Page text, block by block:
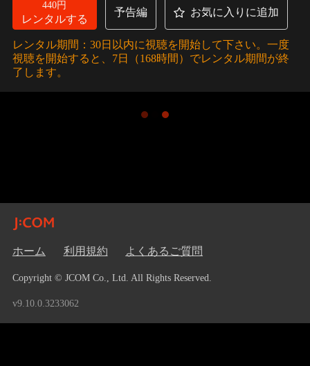
440円
レンタルする
予告編 お気に入りに追加
レンタル期間：30日以内に視聴を開始して下さい。一度
視聴を開始すると、7日（168時間）でレンタル期間が終
了します。
ホーム 利用規約 よくあるご質問
Copyright © JCOM Co., Ltd. All Rights Reserved.
v9.10.0.3233062